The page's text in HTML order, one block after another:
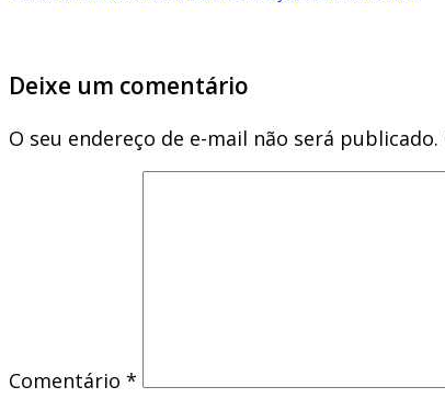
Deixe um comentário
O seu endereço de e-mail não será publicado.
Comentário *